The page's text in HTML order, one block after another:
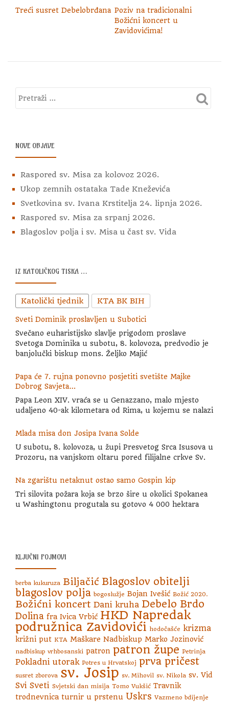
Treći susret Debelobrđana Poziv na tradicionalni
Božićni koncert u
Zavidovićima!
NOVE OBJAVE
Raspored sv. Misa za kolovoz 2026.
Ukop zemnih ostataka Tade Kneževića
Svetkovina sv. Ivana Krstitelja 24. lipnja 2026.
Raspored sv. Misa za srpanj 2026.
Blagoslov polja i sv. Misa u čast sv. Vida
IZ KATOLIČKOG TISKA …
Katolički tjednik KTA BK BIH
Sveti Dominik proslavljen u Subotici
Svečano euharistijsko slavlje prigodom proslave
Svetoga Dominika u subotu, 8. kolovoza, predvodio je
banjolučki biskup mons. Željko Majić
Papa će 7. rujna ponovno posjetiti svetište Majke
Dobrog Savjeta…
Papa Leon XIV. vraća se u Genazzano, malo mjesto
udaljeno 40-ak kilometara od Rima, u kojemu se nalazi
Mlada misa don Josipa Ivana Solde
U subotu, 8. kolovoza, u župi Presvetog Srca Isusova u
Prozoru, na vanjskom oltaru pored filijalne crkve Sv.
Na zgarištu netaknut ostao samo Gospin kip
Tri silovita požara koja se brzo šire u okolici Spokanea
u Washingtonu progutala su gotovo 4 000 hektara
KLJUČNI POJMOVI
berba kukuruza Biljačić Blagoslov obitelji
blagoslov polja bogoslužje Bojan Ivešić Božić 2020.
Božićni koncert Dani kruha Debelo Brdo
Dolina fra Ivica Vrbić HKD Napredak
podružnica Zavidovići hodočašće krizma
križni put KTA Maškare Nadbiskup Marko Jozinović
nadbiskup vrhbosanski patron patron župe Petrinja
Pokladni utorak Potres u Hrvatskoj prva pričest
susret zborova sv. Josip sv. Mihovil sv. Nikola sv. Vid
Svi Sveti Svjetski dan misija Tomo Vukšić Travnik
trodnevnica turnir u prstenu Uskrs Vazmeno bdijenje